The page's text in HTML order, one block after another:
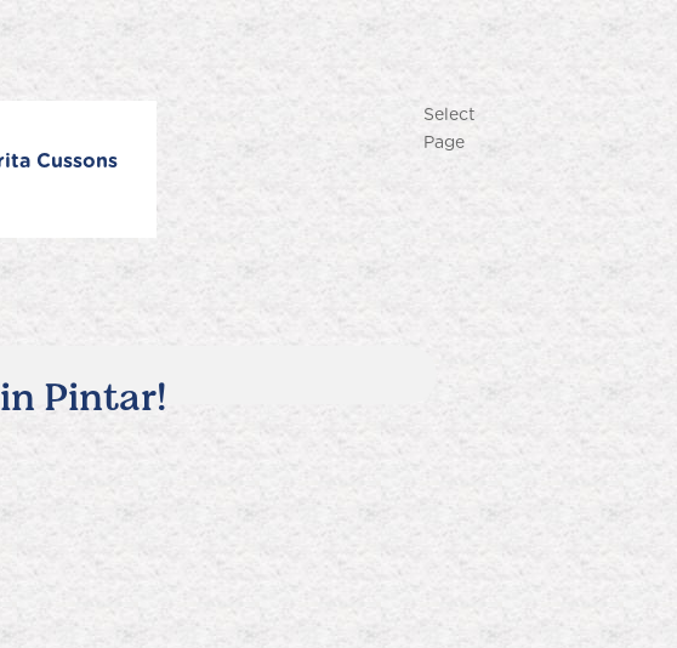
Lihat semua produk
Cussons
Select
Page
Pintar!